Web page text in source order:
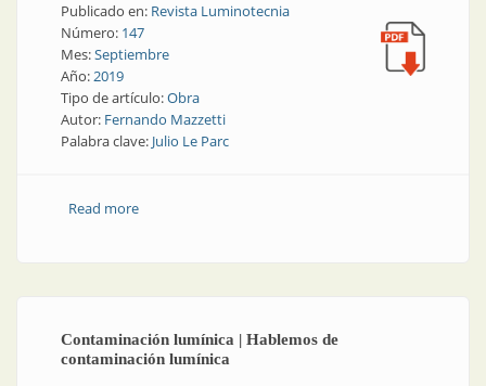
Publicado en: Revista Luminotecnia
Número: 147
Mes:Septiembre
Año:2019
Tipo de artículo:Obra
Autor: Fernando Mazzetti
Palabra clave: Julio Le Parc
Read moreabout Exposiciones | Julio Le Parc Un visionario de la
Contaminación lumínica | Hablemos de
contaminación lumínica